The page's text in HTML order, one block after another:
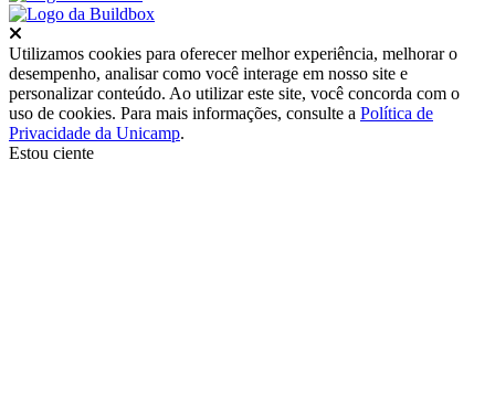
Utilizamos cookies para oferecer melhor experiência, melhorar o
desempenho, analisar como você interage em nosso site e
personalizar conteúdo. Ao utilizar este site, você concorda com o
uso de cookies. Para mais informações, consulte a Política de
Privacidade da Unicamp.
Estou ciente